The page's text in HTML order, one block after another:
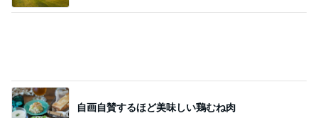
自画自賛するほど美味しい鶏むね肉